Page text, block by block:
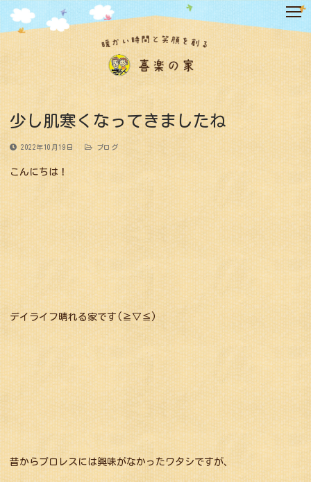
テ
ン
ツ
へ
キ
ッ
プ
少し肌寒くなってきましたね
2022年10月19日 ブログ
こんにちは！
デイライフ晴れる家です(≧▽≦)
昔からプロレスには興味がなかったワタシですが、